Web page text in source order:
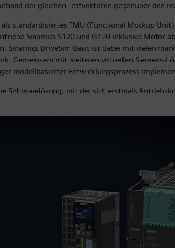
der gleichen Testvektoren gegenüber den
standardisiertes FMU (Functional Mockup
Sinamics S120 und G120 inklusive Motor
DriveSim Basic ist dabei mit vielen
Gemeinsam mit weiteren virtuellen Siemens-
modellbasierter Entwicklungsprozess
Softwarelösung, mit der sich erstmals